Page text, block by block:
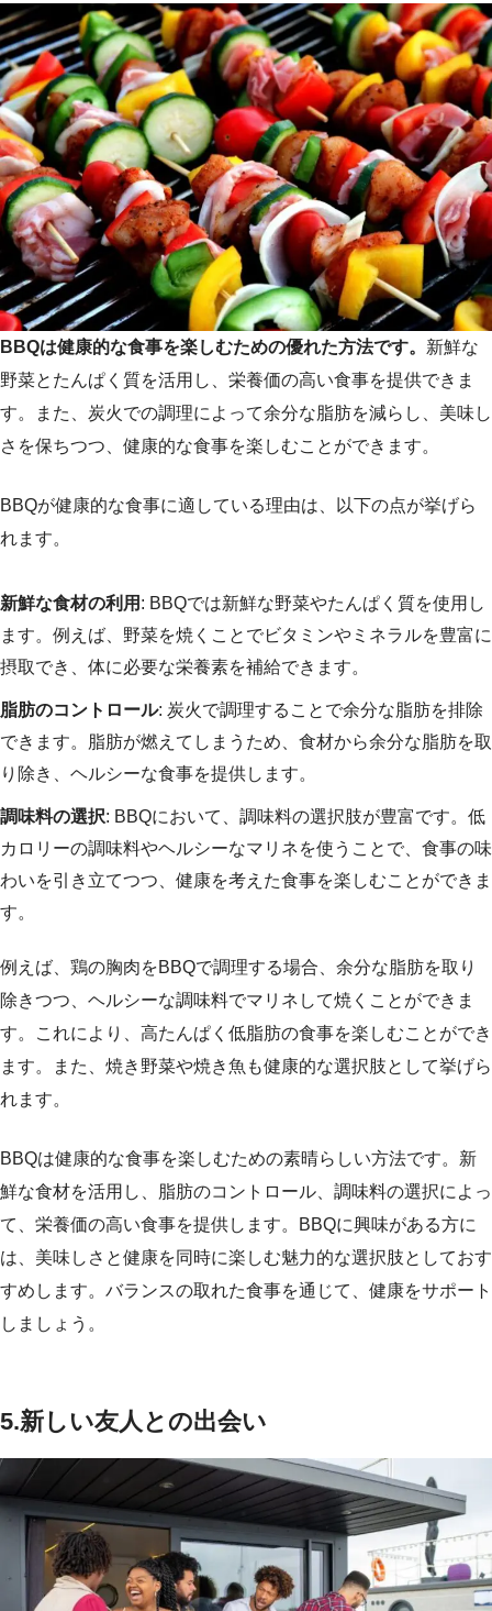
BBQは健康的な食事を楽しむための優れた方法です。 新鮮な
野菜とたんぱく質を活用し、栄養価の高い食事を提供できま
す。また、炭火での調理によって余分な脂肪を減らし、美味し
さを保ちつつ、健康的な食事を楽しむことができます。
BBQが健康的な食事に適している理由は、以下の点が挙げら
れます。
新鮮な食材の利用 : BBQでは新鮮な野菜やたんぱく質を使用し
ます。例えば、野菜を焼くことでビタミンやミネラルを豊富に
摂取でき、体に必要な栄養素を補給できます。
脂肪のコントロール: 炭火で調理することで余分な脂肪を排除
できます。脂肪が燃えてしまうため、食材から余分な脂肪を取
り除き、ヘルシーな食事を提供します。
調味料の選択: BBQにおいて、調味料の選択肢が豊富です。低
カロリーの調味料やヘルシーなマリネを使うことで、食事の味
わいを引き立てつつ、健康を考えた食事を楽しむことができま
す。
例えば、鶏の胸肉をBBQで調理する場合、余分な脂肪を取り
除きつつ、ヘルシーな調味料でマリネして焼くことができま
す。これにより、高たんぱく低脂肪の食事を楽しむことができ
ます。また、焼き野菜や焼き魚も健康的な選択肢として挙げら
れます。
BBQは健康的な食事を楽しむための素晴らしい方法です。新
鮮な食材を活用し、脂肪のコントロール、調味料の選択によっ
て、栄養価の高い食事を提供します。BBQに興味がある方に
は、美味しさと健康を同時に楽しむ魅力的な選択肢としておす
すめします。バランスの取れた食事を通じて、健康をサポート
しましょう。
5.新しい友人との出会い